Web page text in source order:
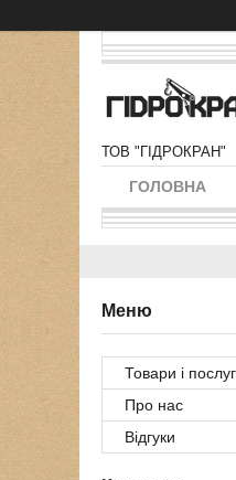
ТОВ "ГІДРОКРАН"
ГОЛОВНА
Товари і
Про нас
Відгуки